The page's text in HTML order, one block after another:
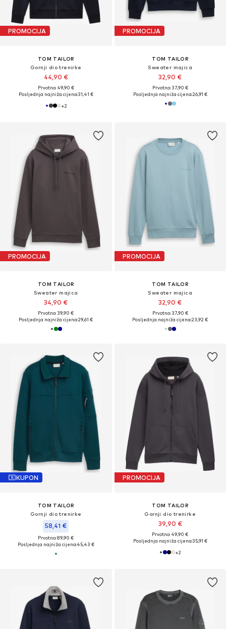
PROMOCIJA
TOM TAILOR
Gornji dio trenirke
44,90 €
Prvotno: 49,90 €
Posljednja najniža cijena:31,41 €
+2
PROMOCIJA
TOM TAILOR
Sweater majica
32,90 €
Prvotno: 37,90 €
Posljednja najniža cijena:26,91 €
PROMOCIJA
TOM TAILOR
Sweater majica
34,90 €
Prvotno: 39,90 €
Posljednja najniža cijena:29,61 €
PROMOCIJA
TOM TAILOR
Sweater majica
32,90 €
Prvotno: 37,90 €
Posljednja najniža cijena:23,92 €
KUPON
TOM TAILOR
Gornji dio trenirke
58,41 €
Prvotno: 89,90 €
Posljednja najniža cijena:45,43 €
PROMOCIJA
TOM TAILOR
Gornji dio trenirke
39,90 €
Prvotno: 49,90 €
Posljednja najniža cijena:35,91 €
+2